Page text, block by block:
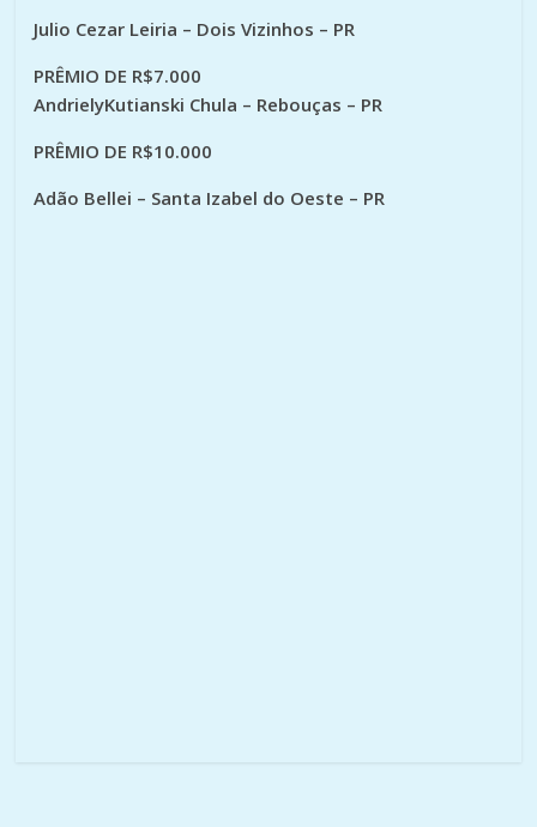
Julio Cezar Leiria – Dois Vizinhos – PR
PRÊMIO DE R$7.000
AndrielyKutianski Chula – Rebouças – PR
PRÊMIO DE R$10.000
Adão Bellei – Santa Izabel do Oeste – PR